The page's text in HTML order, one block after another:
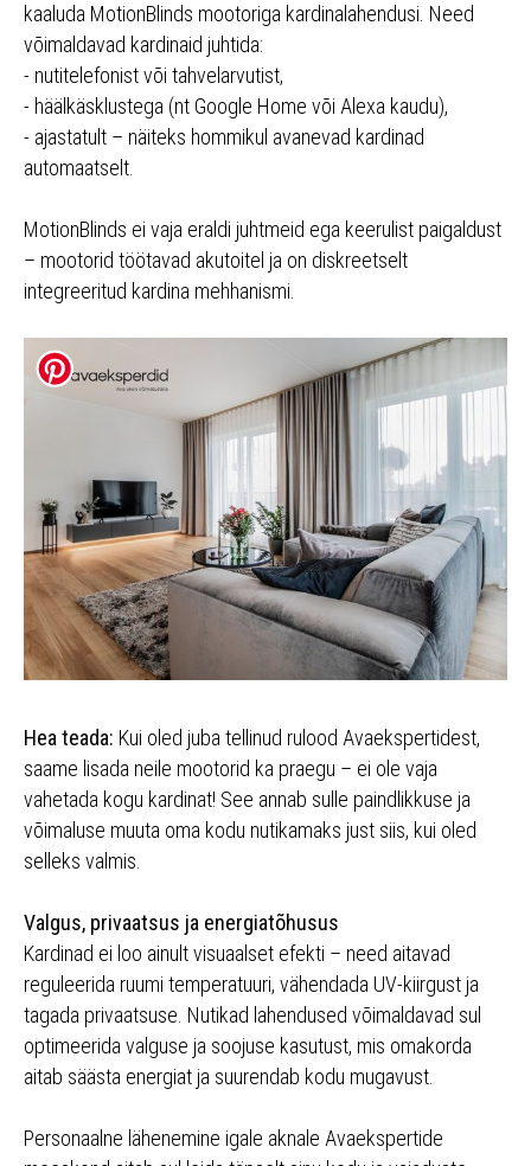
kaaluda MotionBlinds mootoriga kardinalahendusi. Need
võimaldavad kardinaid juhtida:
- nutitelefonist või tahvelarvutist,
- häälkäsklustega (nt Google Home või Alexa kaudu),
- ajastatult – näiteks hommikul avanevad kardinad
automaatselt.
MotionBlinds ei vaja eraldi juhtmeid ega keerulist paigaldust
– mootorid töötavad akutoitel ja on diskreetselt
integreeritud kardina mehhanismi.
Hea teada: Kui oled juba tellinud rulood Avaekspertidest,
saame lisada neile mootorid ka praegu – ei ole vaja
vahetada kogu kardinat! See annab sulle paindlikkuse ja
võimaluse muuta oma kodu nutikamaks just siis, kui oled
selleks valmis.
Valgus, privaatsus ja energiatõhusus
Kardinad ei loo ainult visuaalset efekti – need aitavad
reguleerida ruumi temperatuuri, vähendada UV-kiirgust ja
tagada privaatsuse. Nutikad lahendused võimaldavad sul
optimeerida valguse ja soojuse kasutust, mis omakorda
aitab säästa energiat ja suurendab kodu mugavust.
Personaalne lähenemine igale aknale Avaekspertide